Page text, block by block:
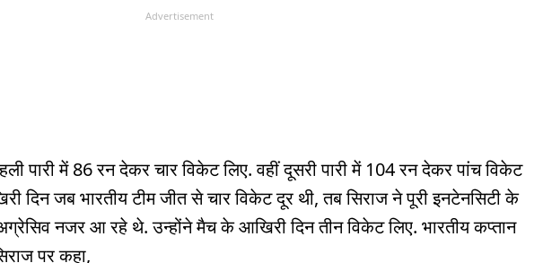
Advertisement
पारी में 86 रन देकर चार विकेट लिए. वहीं दूसरी पारी में 104 रन देकर पांच विकेट
दिन जब भारतीय टीम जीत से चार विकेट दूर थी, तब सिराज ने पूरी इनटेनसिटी के
नजर आ रहे थे. उन्होंने मैच के आखिरी दिन तीन विकेट लिए. भारतीय कप्तान
पर कहा,